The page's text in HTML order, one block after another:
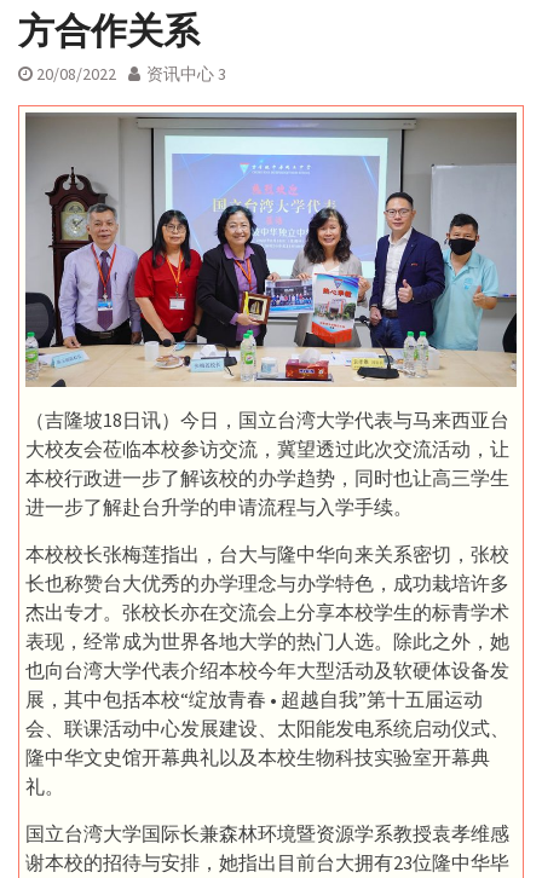
方合作关系
20/08/2022 资讯中心 3
（吉隆坡18日讯）今日，国立台湾大学代表与马来西亚台
大校友会莅临本校参访交流，冀望透过此次交流活动，让
本校行政进一步了解该校的办学趋势，同时也让高三学生
进一步了解赴台升学的申请流程与入学手续。
本校校长张梅莲指出，台大与隆中华向来关系密切，张校
长也称赞台大优秀的办学理念与办学特色，成功栽培许多
杰出专才。张校长亦在交流会上分享本校学生的标青学术
表现，经常成为世界各地大学的热门人选。除此之外，她
也向台湾大学代表介绍本校今年大型活动及软硬体设备发
展，其中包括本校“绽放青春 • 超越自我”第十五届运动
会、联课活动中心发展建设、太阳能发电系统启动仪式、
隆中华文史馆开幕典礼以及本校生物科技实验室开幕典
礼。
国立台湾大学国际长兼森林环境暨资源学系教授袁孝维感
谢本校的招待与安排，她指出目前台大拥有23位隆中华毕